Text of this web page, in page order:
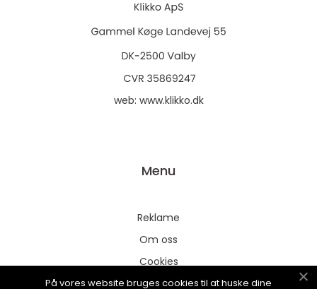
web: www.klikko.dk
Menu
Reklame
Om oss
Cookies
Kontakt Oss
På vores website bruges cookies til at huske dine